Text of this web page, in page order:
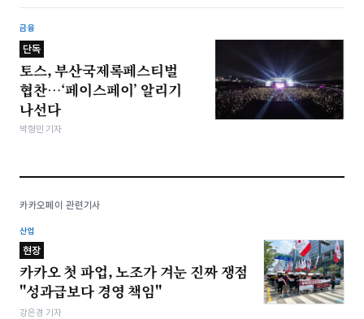
금융
단독
토스, 부산국제록페스티벌
협찬…‘페이스페이’ 알리기
나선다
박형민 기자
카카오페이 관련기사
산업
현장
카카오 첫 파업, 노조가 겨눈 진짜 쟁점
"성과급보다 경영 책임"
강은경 기자